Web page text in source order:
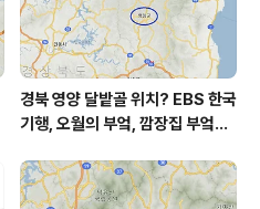
경북 영양 달밭골 위치? EBS 한국
기행, 오월의 부엌, 깜장집 부엌은
어디? / 경상북도 영양군 가볼 만
한 곳, 영양읍 상원리. KBS 인간극